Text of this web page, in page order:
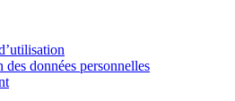
données personnelles